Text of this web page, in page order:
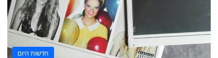
חדשות היום